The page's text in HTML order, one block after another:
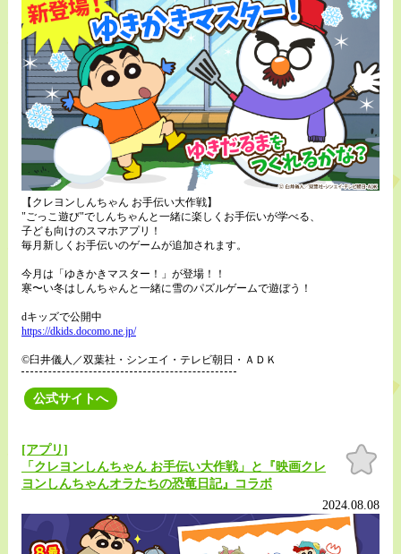
【クレヨンしんちゃん お手伝い大作戦】
"ごっこ遊び"でしんちゃんと一緒に楽しくお手伝いが学べる、
子ども向けのスマホアプリ！
毎月新しくお手伝いのゲームが追加されます。
今月は「ゆきかきマスター！」が登場！！
寒〜い冬はしんちゃんと一緒に雪のパズルゲームで遊ぼう！
dキッズで公開中
https://dkids.docomo.ne.jp/
©臼井儀人／双葉社・シンエイ・テレビ朝日・ＡＤＫ
公式サイトへ
[アプリ]
「クレヨンしんちゃん お手伝い大作戦」と『映画クレ
ヨンしんちゃんオラたちの恐竜日記』コラボ
お気
に入
2024.08.08